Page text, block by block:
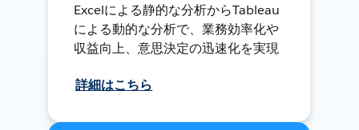
Excelによる静的な分析からTableau
による動的な分析で、業務効率化や
収益向上、意思決定の迅速化を実現
詳細はこちら